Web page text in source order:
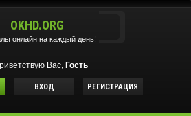
OKHD.ORG
онлайн на каждый день!
Вас, Гость
ВХОД РЕГИСТРАЦИЯ